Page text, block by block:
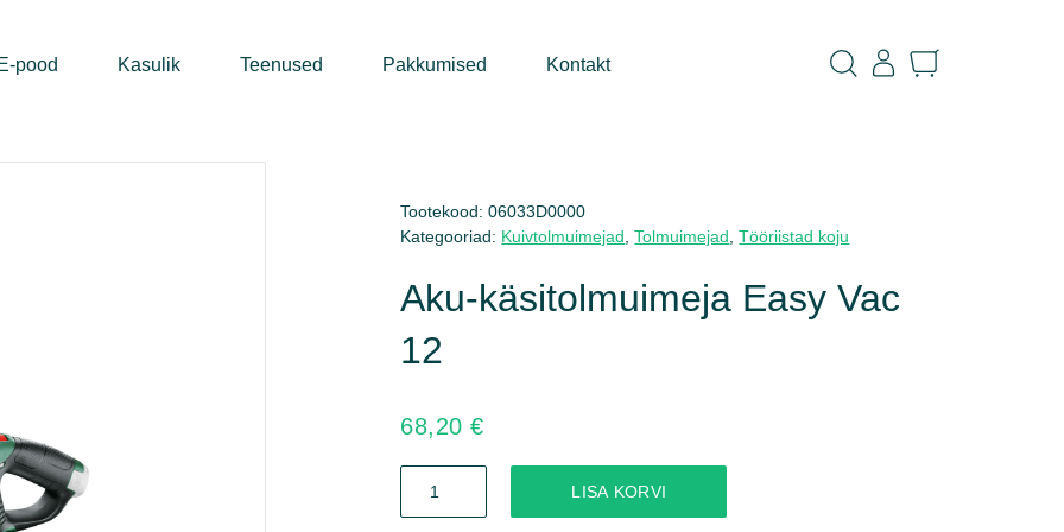
E-pood Kasulik Teenused Pakkumised Kontakt
Tootekood:06033D0000
Kategooriad: Kuivtolmuimejad ,Tolmuimejad ,Tööriistad koju
Aku-käsitolmuimeja Easy Vac
12
68,20 €
käsitolmuimeja
LISA KORVI